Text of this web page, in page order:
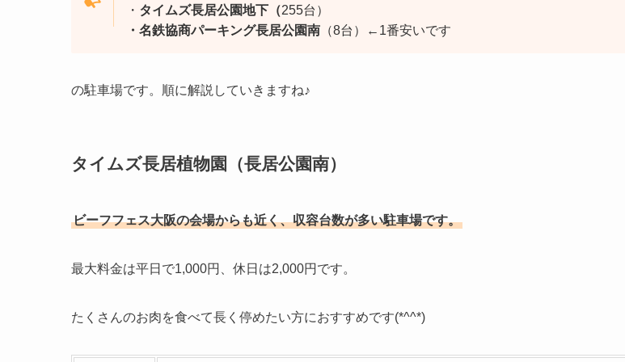
・ タイムズ長居公園地下（255台）
・名鉄協商パーキング長居公園南 （8台）←1番安いです
の駐車場です。順に解説していきますね♪
タイムズ長居植物園（長居公園南）
ビーフフェス大阪の会場からも近く、収容台数が多い駐車場です。
最大料金は平日で1,000円、休日は2,000円です。
たくさんのお肉を食べて長く停めたい方におすすめです(*^^*)